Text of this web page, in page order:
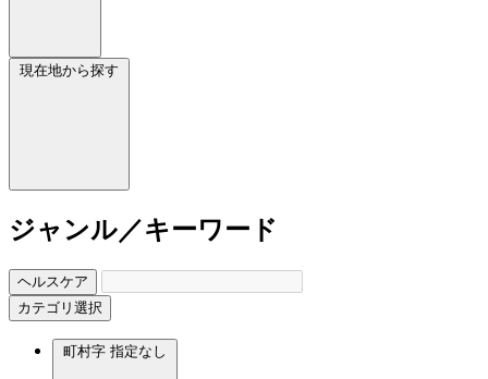
現在地から探す
ジャンル／キーワード
ヘルスケア
カテゴリ選択
町村字 指定なし